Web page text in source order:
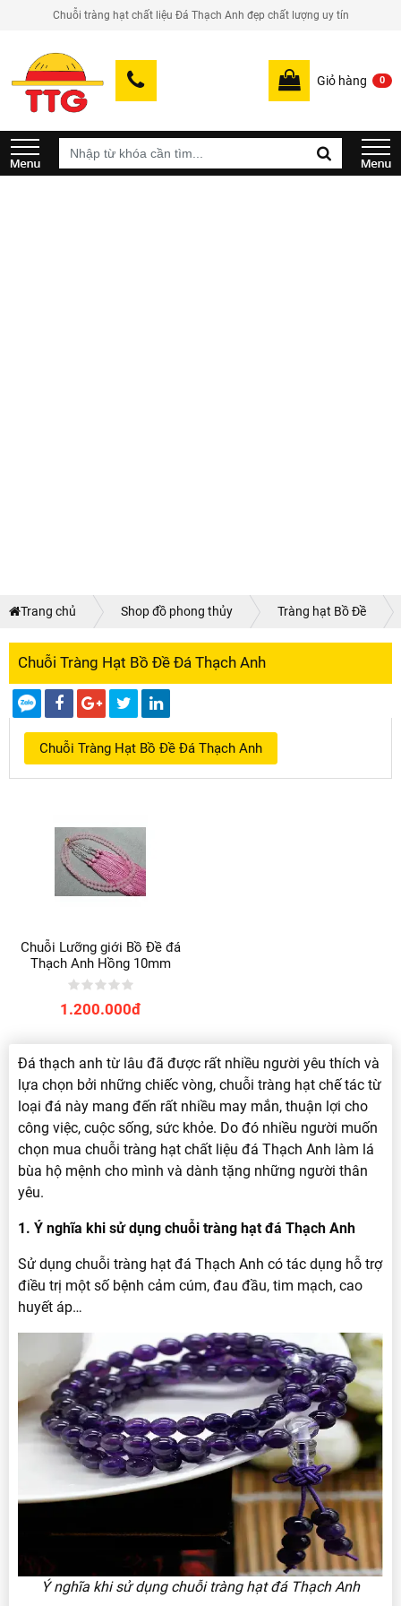
Chuỗi tràng hạt chất liệu Đá Thạch Anh đẹp chất lượng uy tín
Giỏ hàng 0
Trang chủ Shop đồ phong thủy Tràng hạt Bồ Đề
Chuỗi Tràng Hạt Bồ Đề Đá Thạch Anh
Chuỗi Tràng Hạt Bồ Đề Đá Thạch Anh
Chuỗi Lưỡng giới Bồ Đề đá
Thạch Anh Hồng 10mm
1.200.000đ
Đá thạch anh từ lâu đã được rất nhiều người yêu thích và
lựa chọn bởi những chiếc vòng, chuỗi tràng hạt chế tác từ
loại đá này mang đến rất nhiều may mắn, thuận lợi cho
công việc, cuộc sống, sức khỏe. Do đó nhiều người muốn
chọn mua chuỗi tràng hạt chất liệu đá Thạch Anh làm lá
bùa hộ mệnh cho mình và dành tặng những người thân
yêu.
1. Ý nghĩa khi sử dụng chuỗi tràng hạt đá Thạch Anh
Sử dụng chuỗi tràng hạt đá Thạch Anh có tác dụng hỗ trợ
điều trị một số bệnh cảm cúm, đau đầu, tim mạch, cao
huyết áp…
Ý nghĩa khi sử dụng chuỗi tràng hạt đá Thạch Anh